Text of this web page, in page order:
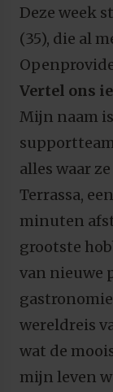
Deze week
(35), die al
Vertel ons
Mijn naam
alles waar
Terrassa,
minuten
grootste
van nieuwe
wereldreis
wat de
mijn leven